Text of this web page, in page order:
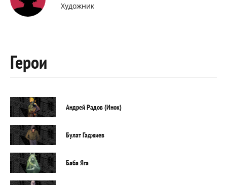
Художник
Герои
Андрей Радов (Инок)
Булат Гаджиев
Баба Яга